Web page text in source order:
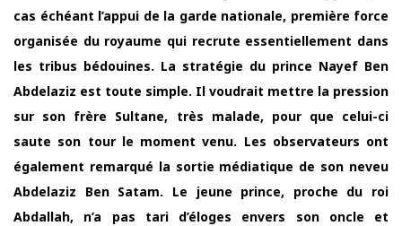
cas échéant l’appui de la garde nationale, première force
organisée du royaume qui recrute essentiellement dans
les tribus bédouines. La stratégie du prince Nayef Ben
Abdelaziz est toute simple. Il voudrait mettre la pression
sur son frère Sultane, très malade, pour que celui-ci
saute son tour le moment venu. Les observateurs ont
également remarqué la sortie médiatique de son neveu
Abdelaziz Ben Satam. Le jeune prince, proche du roi
Abdallah, n’a pas tari d’éloges envers son oncle et